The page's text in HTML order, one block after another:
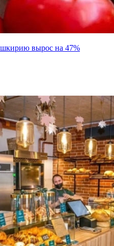
вырос на 47%